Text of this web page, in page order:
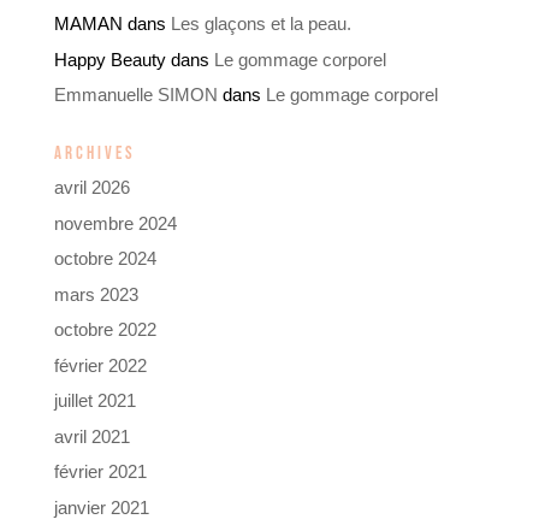
MAMAN dans Les glaçons et la peau.
Happy Beautydans Le gommage corporel
Emmanuelle SIMON dans Le gommage corporel
ARCHIVES
avril 2026
novembre 2024
octobre 2024
mars 2023
octobre 2022
février 2022
juillet 2021
avril 2021
février 2021
janvier 2021